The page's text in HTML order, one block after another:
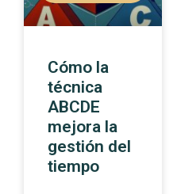
Cómo la
técnica
ABCDE
mejora la
gestión del
tiempo